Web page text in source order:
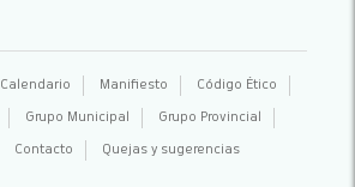
Calendario Manifiesto Código Ético
Grupo Municipal Grupo Provincial
Contacto Quejas y sugerencias